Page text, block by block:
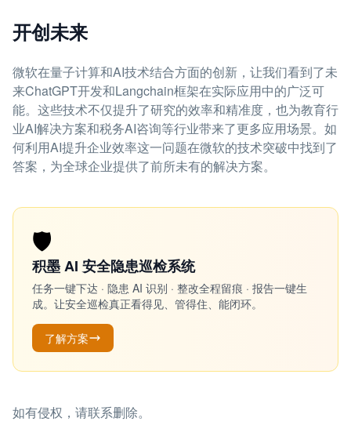
开创未来
微软在量子计算和AI技术结合方面的创新，让我们看到了未
来ChatGPT开发和Langchain框架在实际应用中的广泛可
能。这些技术不仅提升了研究的效率和精准度，也为教育行
业AI解决方案和税务AI咨询等行业带来了更多应用场景。如
何利用AI提升企业效率这一问题在微软的技术突破中找到了
答案，为全球企业提供了前所未有的解决方案。
🛡️
积墨 AI 安全隐患巡检系统
任务一键下达 · 隐患 AI 识别 · 整改全程留痕 · 报告一键生
成。让安全巡检真正看得见、管得住、能闭环。
了解方案
如有侵权，请联系删除。